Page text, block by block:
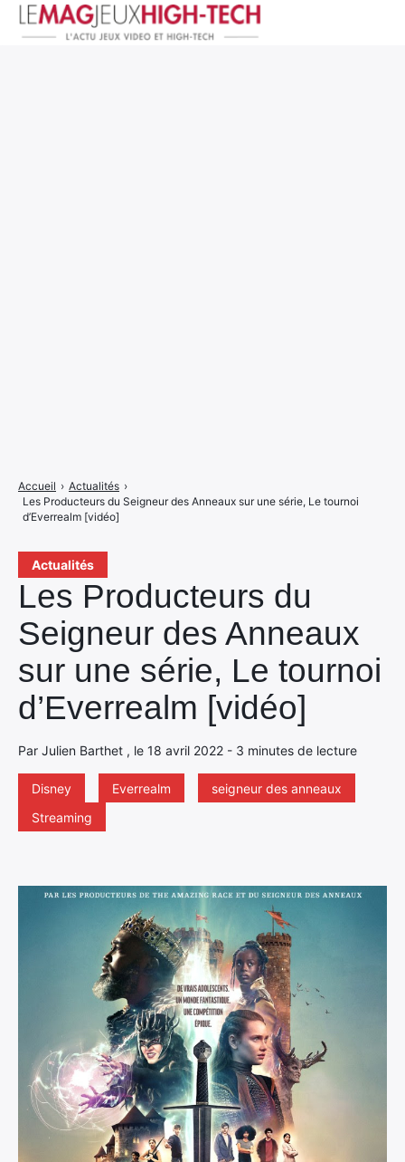
Actualités
Les Producteurs du
Seigneur des Anneaux
sur une série, Le tournoi
d’Everrealm [vidéo]
Par Julien Barthet , le 18 avril 2022 - 3 minutes de lecture
Disney Everrealm
seigneur des anneaux
Streaming
Accueil › Actualités ›
Les Producteurs du Seigneur des Anneaux sur une série, Le tournoi
d’Everrealm [vidéo]